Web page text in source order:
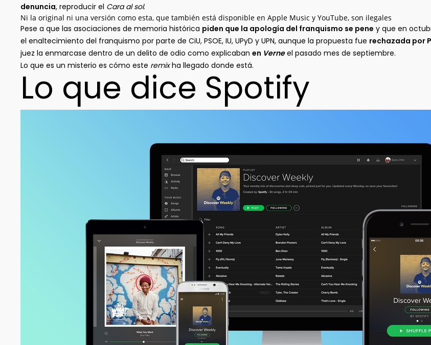
denuncia, reproducir el Cara al sol.
Ni la original ni una versión como esta, que también está disponible en Apple Music y YouTube, son ilegales
Pese a que las asociaciones de memoria histórica piden que la apología del franquismo se pene y que en
el enaltecimiento del franquismo por parte de CiU, PSOE, IU, UPyD y UPN, aunque la propuesta fue rechazada por
juez la enmarcase dentro de un delito de odio como explicaban en Verneel pasado mes de septiembre.
Lo que es un misterio es cómo este remixha llegado donde está.
Lo que dice Spotify